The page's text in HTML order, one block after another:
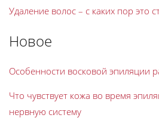
Удаление волос – с каких пор это
Новое
Особенности восковой эпиляции
Что чувствует кожа во время
нервную систему